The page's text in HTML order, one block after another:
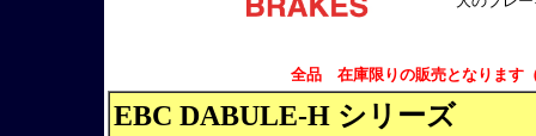
全品 在庫限りの販売となります
EBC DABULE-H シリーズ